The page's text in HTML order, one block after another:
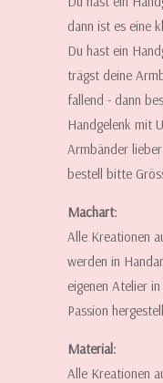
dann ist es eine
Du hast ein
trägst deine
fallend - dann
Handgelenk mit
Armbänder
bestell bitte
Machart:
Alle Kreationen
werden in
eigenen Atelier
Passion
Material:
Alle Kreationen